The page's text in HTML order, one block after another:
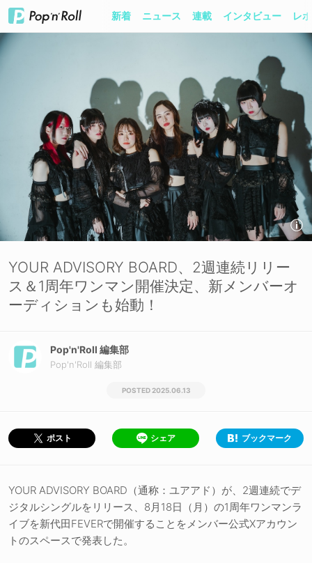
新着 ニュース 連載 インタビュー レ
YOUR ADVISORY BOARD、2週連続リリー
ス＆1周年ワンマン開催決定、新メンバーオ
ーディションも始動！
Pop'n'Roll 編集部
Pop'n'Roll 編集部
2025.06.13
ポスト シェア ブックマーク
YOUR ADVISORY BOARD（通称：ユアアド）が、2週連続でデ
ジタルシングルをリリース、8月18日（月）の1周年ワンマンラ
イブを新代田FEVERで開催することをメンバー公式Xアカウン
トのスペースで発表した。